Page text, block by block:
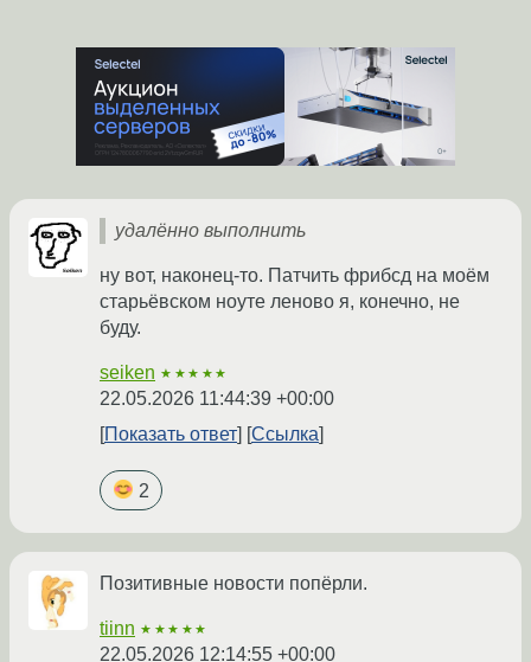
удалённо выполнить
ну вот, наконец-то. Патчить фрибсд на моём
старьёвском ноуте леново я, конечно, не
буду.
seiken ★★★★★
22.05.2026 11:44:39 +00:00
Показать ответ
Ссылка
2
Позитивные новости попёрли.
tiinn ★★★★★
22.05.2026 12:14:55 +00:00